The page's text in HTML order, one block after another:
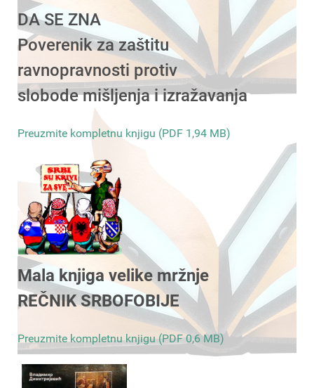
DA SE ZNA
Poverenik za zaštitu
ravnopravnosti protiv
slobode mišljenja i izražavanja
Preuzmite kompletnu knjigu (PDF 1,94 MB)
Mala knjiga velike mržnje
REČNIK SRBOFOBIJE
Preuzmite kompletnu knjigu (PDF 0,6 MB)